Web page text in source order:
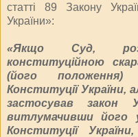
статті 89 Закону
України»:
«Якщо Суд,
конституційною
(його
Конституції України,
застосував закон
витлумачивши його
Конституції